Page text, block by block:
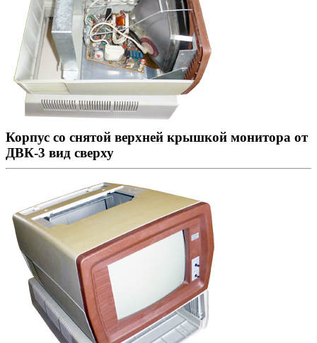
Корпус со снятой верхней крышкой монитора от
ДВК-3 вид сверху